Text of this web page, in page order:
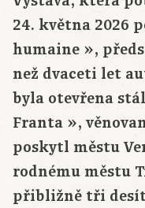
24. května 2026
humaine »,
než dvaceti let
byla otevřena
Franta »,
poskytl městu
rodnému městu
přibližně tři